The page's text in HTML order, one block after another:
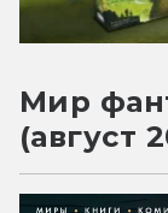
Мир
(август